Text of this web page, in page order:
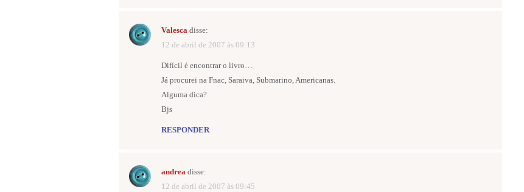
Valesca disse:
12 de abril de 2007 às 09:13
Difícil é encontrar o livro…
Já procurei na Fnac, Saraiva, Submarino, Americanas.
Alguma dica?
Bjs
RESPONDER
andrea disse:
12 de abril de 2007 às 09:45